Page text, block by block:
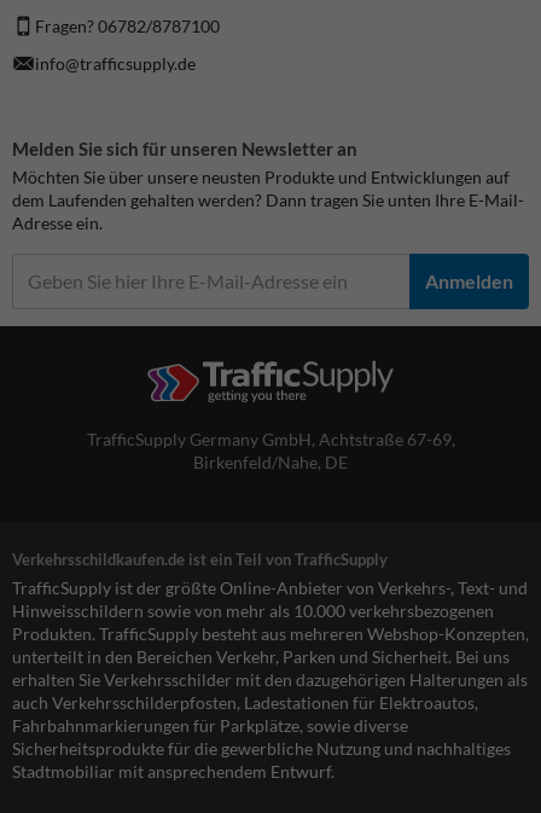
Fragen? 06782/8787100
info@trafficsupply.de
Melden Sie sich für unseren Newsletter an
Möchten Sie über unsere neusten Produkte und Entwicklungen auf
dem Laufenden gehalten werden? Dann tragen Sie unten Ihre E-Mail-
Adresse ein.
Anmelden
TrafficSupply Germany GmbH, Achtstraße 67-69,
Birkenfeld/Nahe, DE
Verkehrsschildkaufen.de ist ein Teil von TrafficSupply
TrafficSupply ist der größte Online-Anbieter von Verkehrs-, Text- und
Hinweisschildern sowie von mehr als 10.000 verkehrsbezogenen
Produkten. TrafficSupply besteht aus mehreren Webshop-Konzepten,
unterteilt in den Bereichen Verkehr, Parken und Sicherheit. Bei uns
erhalten Sie Verkehrsschilder mit den dazugehörigen Halterungen als
auch Verkehrsschilderpfosten, Ladestationen für Elektroautos,
Fahrbahnmarkierungen für Parkplätze, sowie diverse
Sicherheitsprodukte für die gewerbliche Nutzung und nachhaltiges
Stadtmobiliar mit ansprechendem Entwurf.